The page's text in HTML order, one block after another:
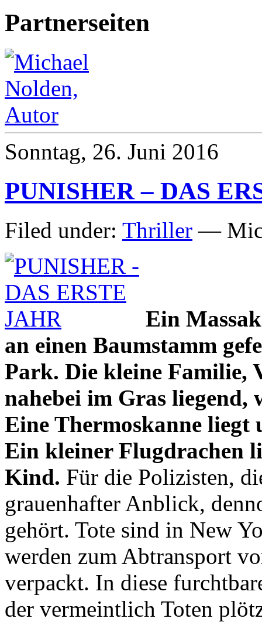
Partnerseiten
Sonntag, 26. Juni 2016
PUNISHER – DAS
Filed under: Thriller —
Ein
an einen Baumstamm
Park. Die kleine Familie,
nahebei im Gras liegend,
Eine Thermoskanne liegt
Ein kleiner Flugdrachen
Kind. Für die Polizisten,
grauenhafter Anblick,
gehört. Tote sind in New
werden zum Abtransport
verpackt. In diese
der vermeintlich Toten